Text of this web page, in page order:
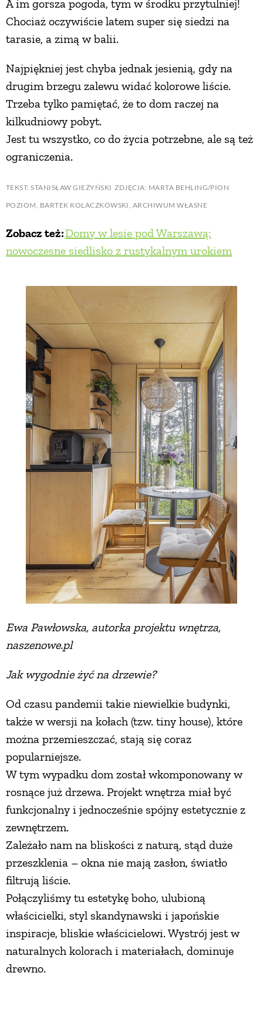
A im gorsza pogoda, tym w środku przytulniej!
Chociaż oczywiście latem super się siedzi na
tarasie, a zimą w balii.
Najpiękniej jest chyba jednak jesienią, gdy na
drugim brzegu zalewu widać kolorowe liście.
Trzeba tylko pamiętać, że to dom raczej na
kilkudniowy pobyt.
Jest tu wszystko, co do życia potrzebne, ale są też
ograniczenia.
TEKST: STANISŁAW GIEŻYŃSKI ZDJĘCIA: MARTA BEHLING/PION
POZIOM, BARTEK KOLACZKOWSKI, ARCHIWUM WŁASNE
Zobacz też:Domy w lesie pod Warszawą:
nowoczesne siedlisko z rustykalnym urokiem
Ewa Pawłowska, autorka projektu wnętrza,
naszenowe.pl
Jak wygodnie żyć na drzewie?
Od czasu pandemii takie niewielkie budynki,
także w wersji na kołach (tzw. tiny house), które
można przemieszczać, stają się coraz
popularniejsze.
W tym wypadku dom został wkomponowany w
rosnące już drzewa. Projekt wnętrza miał być
funkcjonalny i jednocześnie spójny estetycznie z
zewnętrzem.
Zależało nam na bliskości z naturą, stąd duże
przeszklenia – okna nie mają zasłon, światło
filtrują liście.
Połączyliśmy tu estetykę boho, ulubioną
właścicielki, styl skandynawski i japońskie
inspiracje, bliskie właścicielowi. Wystrój jest w
naturalnych kolorach i materiałach, dominuje
drewno.